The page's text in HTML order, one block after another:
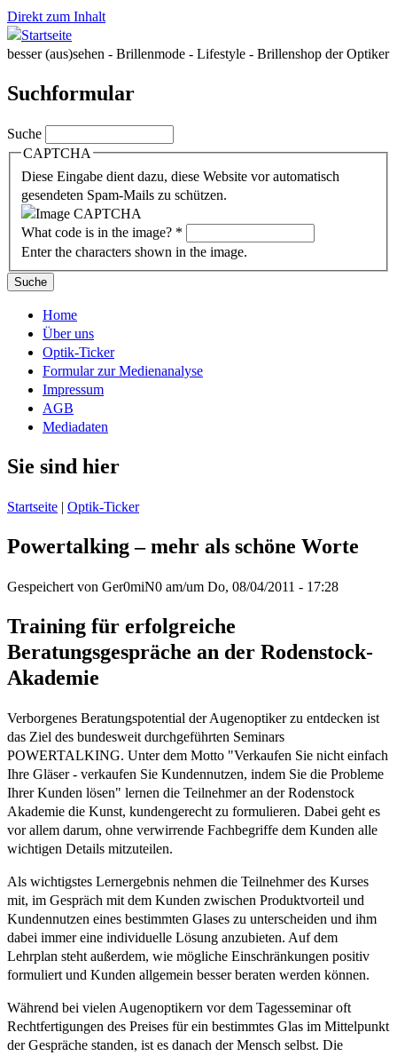
Direkt zum Inhalt
besser (aus)sehen - Brillenmode - Lifestyle - Brillenshop der Optiker
Suchformular
Suche
CAPTCHA
Diese Eingabe dient dazu, diese Website vor automatisch
gesendeten Spam-Mails zu schützen.
What code is in the image? *
Enter the characters shown in the image.
Home
Über uns
Optik-Ticker
Formular zur Medienanalyse
Impressum
AGB
Mediadaten
Sie sind hier
Startseite | Optik-Ticker
Powertalking – mehr als schöne Worte
Gespeichert von Ger0miN0 am/um Do, 08/04/2011 - 17:28
Training für erfolgreiche
Beratungsgespräche an der Rodenstock-
Akademie
Verborgenes Beratungspotential der Augenoptiker zu entdecken ist
das Ziel des bundesweit durchgeführten Seminars
POWERTALKING. Unter dem Motto "Verkaufen Sie nicht einfach
Ihre Gläser - verkaufen Sie Kundennutzen, indem Sie die Probleme
Ihrer Kunden lösen" lernen die Teilnehmer an der Rodenstock
Akademie die Kunst, kundengerecht zu formulieren. Dabei geht es
vor allem darum, ohne verwirrende Fachbegriffe dem Kunden alle
wichtigen Details mitzuteilen.
Als wichtigstes Lernergebnis nehmen die Teilnehmer des Kurses
mit, im Gespräch mit dem Kunden zwischen Produktvorteil und
Kundennutzen eines bestimmten Glases zu unterscheiden und ihm
dabei immer eine individuelle Lösung anzubieten. Auf dem
Lehrplan steht außerdem, wie mögliche Einschränkungen positiv
formuliert und Kunden allgemein besser beraten werden können.
Während bei vielen Augenoptikern vor dem Tagesseminar oft
Rechtfertigungen des Preises für ein bestimmtes Glas im Mittelpunkt
der Gespräche standen, ist es danach der Mensch selbst. Die